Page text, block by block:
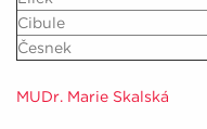
Cibule
Česnek
MUDr. Marie Skalská